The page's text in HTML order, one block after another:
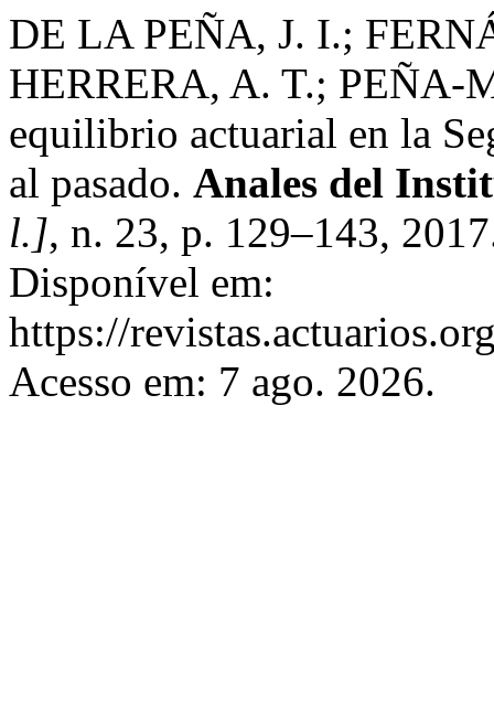
DE LA PEÑA, J. I.;
HERRERA, A. T.; PEÑA-
equilibrio actuarial en la
al pasado. Anales del
l.], n. 23, p. 129–143,
Disponível em:
https://
Acesso em: 7 ago. 2026.